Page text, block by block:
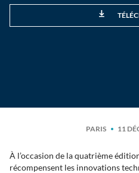
PARIS 11
À l’occasion de la quatrième
récompensent les innovations